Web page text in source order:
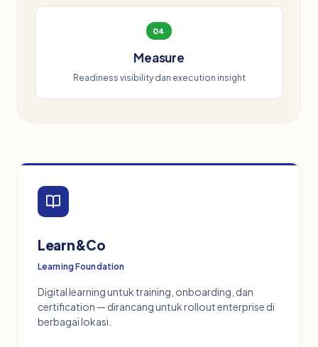
04
Measure
Readiness visibility dan execution insight
Learn&Co
Learning Foundation
Digital learning untuk training, onboarding, dan
certification — dirancang untuk rollout enterprise di
berbagai lokasi.